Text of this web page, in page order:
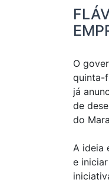
O
quinta-
já
de
do
A ideia
e